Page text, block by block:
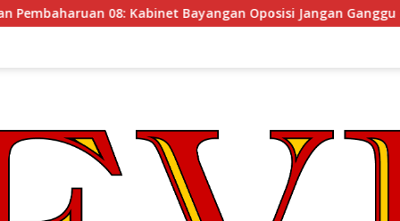
Bayangan Oposisi Jangan Ganggu Stabilitas Nasional dan